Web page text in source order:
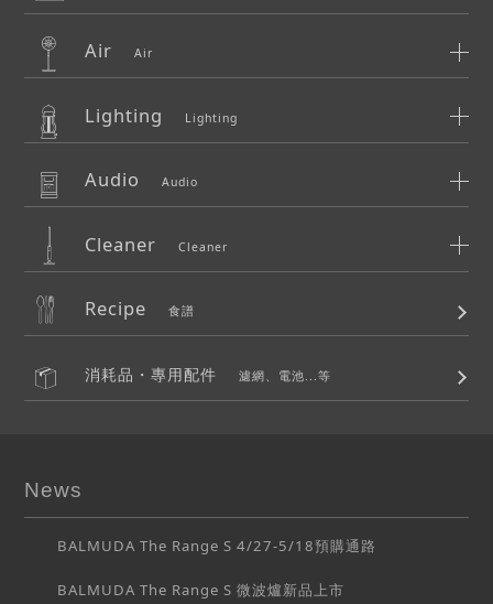
Air Air
Lighting Lighting
Audio Audio
Cleaner Cleaner
Recipe 食譜
消耗品・專用配件 濾網、電池...等
News
BALMUDA The Range S 4/27-5/18預購通路
BALMUDA The Range S 微波爐新品上市